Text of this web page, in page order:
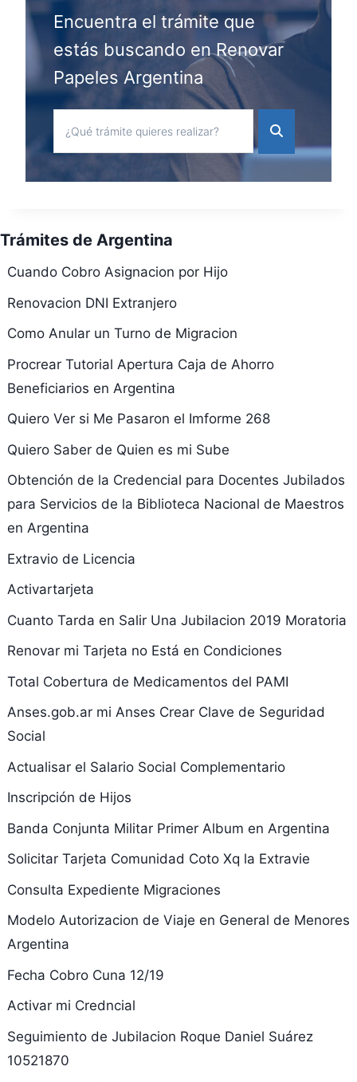
Encuentra el trámite que
estás buscando en Renovar
Papeles Argentina
Trámites de Argentina
Cuando Cobro Asignacion por Hijo
Renovacion DNI Extranjero
Como Anular un Turno de Migracion
Procrear Tutorial Apertura Caja de Ahorro
Beneficiarios en Argentina
Quiero Ver si Me Pasaron el Imforme 268
Quiero Saber de Quien es mi Sube
Obtención de la Credencial para Docentes Jubilados
para Servicios de la Biblioteca Nacional de Maestros
en Argentina
Extravio de Licencia
Activartarjeta
Cuanto Tarda en Salir Una Jubilacion 2019 Moratoria
Renovar mi Tarjeta no Está en Condiciones
Total Cobertura de Medicamentos del PAMI
Anses.gob.ar mi Anses Crear Clave de Seguridad
Social
Actualisar el Salario Social Complementario
Inscripción de Hijos
Banda Conjunta Militar Primer Album en Argentina
Solicitar Tarjeta Comunidad Coto Xq la Extravie
Consulta Expediente Migraciones
Modelo Autorizacion de Viaje en General de Menores
Argentina
Fecha Cobro Cuna 12/19
Activar mi Credncial
Seguimiento de Jubilacion Roque Daniel Suárez
10521870